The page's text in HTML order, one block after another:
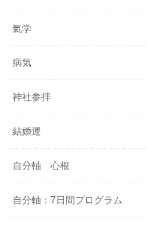
氣学
病気
神社参拝
結婚運
自分軸 心根
自分軸：7日間プログラム